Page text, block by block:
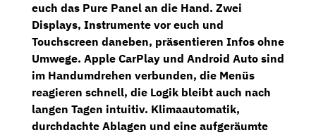
euch das Pure Panel an die Hand. Zwei
Displays, Instrumente vor euch und
Touchscreen daneben, präsentieren Infos ohne
Umwege. Apple CarPlay und Android Auto sind
im Handumdrehen verbunden, die Menüs
reagieren schnell, die Logik bleibt auch nach
langen Tagen intuitiv. Klimaautomatik,
durchdachte Ablagen und eine aufgeräumte